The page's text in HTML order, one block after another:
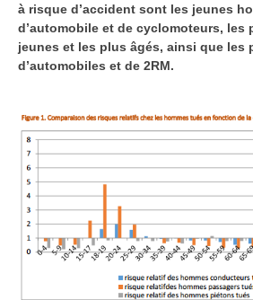
à risque d’accident sont les jeunes
d’automobile et de cyclomoteurs, les
jeunes et les plus âgés, ainsi que les
d’automobiles et de 2RM.